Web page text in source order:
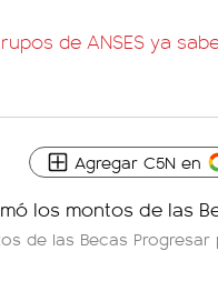
de ANSES ya
Agregar C5N en
de las Becas Progresar